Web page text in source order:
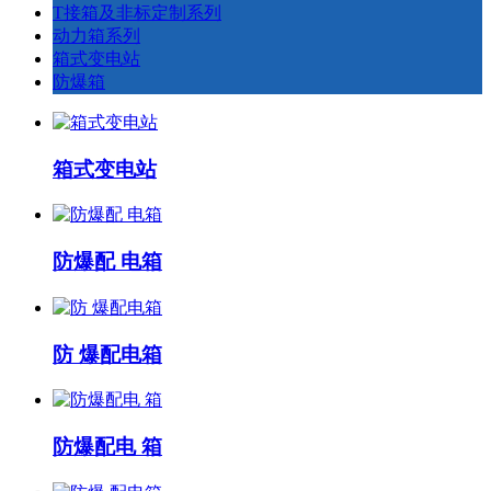
T接箱及非标定制系列
动力箱系列
箱式变电站
防爆箱
箱式变电站
防爆配 电箱
防 爆配电箱
防爆配电 箱